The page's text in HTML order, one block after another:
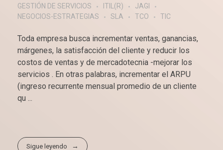
GESTIÓN DE SERVICIOS
ITIL(R)
JAGI
NEGOCIOS-ESTRATEGIAS
SLA TCO TIC
Toda empresa busca incrementar ventas, ganancias,
márgenes, la satisfacción del cliente y reducir los
costos de ventas y de mercadotecnia -mejorar los
servicios . En otras palabras, incrementar el ARPU
(ingreso recurrente mensual promedio de un cliente
qu ...
Sigue leyendo